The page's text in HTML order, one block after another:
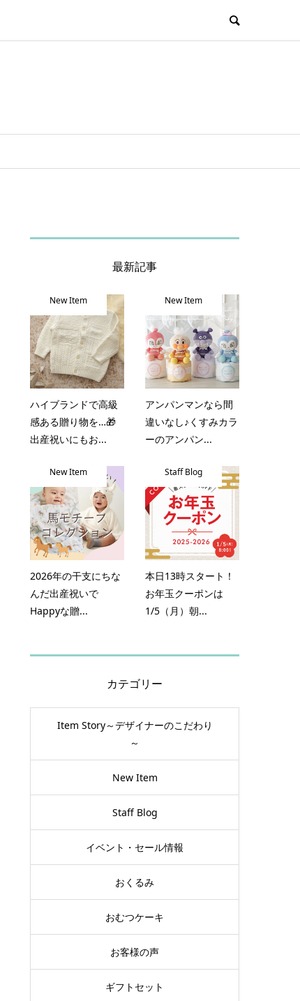
最新記事
New Item
ハイブランドで高級
感ある贈り物を…🎁
出産祝いにもお...
New Item
アンパンマンなら間
違いなし♪くすみカラ
ーのアンパン...
New Item
2026年の干支にちな
んだ出産祝いで
Happyな贈...
Staff Blog
本日13時スタート！
お年玉クーポンは
1/5（月）朝...
カテゴリー
Item Story～デザイナーのこだわり
～
New Item
Staff Blog
イベント・セール情報
おくるみ
おむつケーキ
お客様の声
ギフトセット